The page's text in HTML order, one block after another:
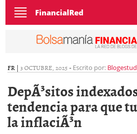
Toggle
navigation
FinancialRed
FR | 3 OCTUBRE, 2025 - Escrito por:
DepÃ³sitos
tendencia para que
la inflaciÃ³n